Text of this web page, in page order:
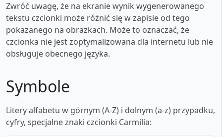
Zwróć uwagę, że na ekranie wynik wygenerowanego
tekstu czcionki może różnić się w zapisie od tego
pokazanego na obrazkach. Może to oznaczać, że
czcionka nie jest zoptymalizowana dla internetu lub nie
obsługuje obecnego języka.
Symbole
Litery alfabetu w górnym (A-Z) i dolnym (a-z) przypadku,
cyfry, specjalne znaki czcionki Carmilia: